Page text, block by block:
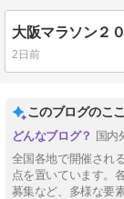
2日前
このブログのこ
国内
全国各地で開催され
点を置いています。
募集など、多様な要